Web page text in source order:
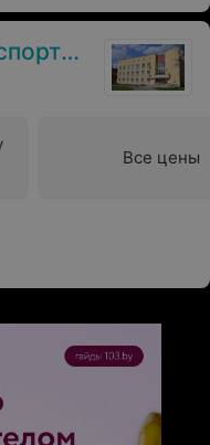
Все цены